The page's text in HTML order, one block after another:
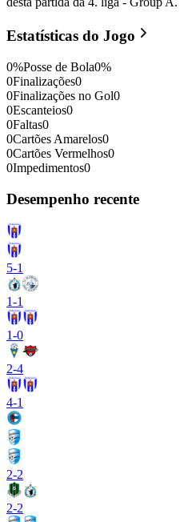
Estatísticas do Jogo
0%Posse de Bola0%
0Finalizações0
0Finalizações no Gol0
0Escanteios0
0Faltas0
0Cartões Amarelos0
0Cartões Vermelhos0
0Impedimentos0
Desempenho recente
5-1
1-1
1-0
2-4
4-1
2-2
2-2